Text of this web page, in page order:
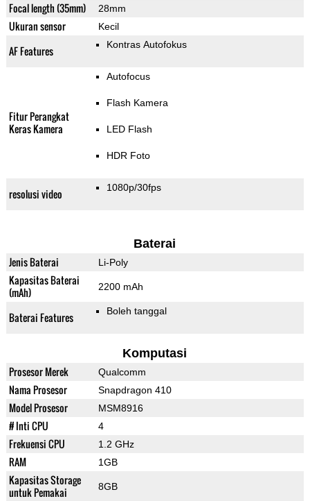
Focal length (35mm) 28mm
Ukuran sensor Kecil
AF Features Kontras Autofokus
Fitur Perangkat
Keras Kamera
Autofocus
Flash Kamera
LED Flash
HDR Foto
resolusi video 1080p/30fps
Baterai
Jenis Baterai Li-Poly
Kapasitas Baterai
(mAh)
2200 mAh
Baterai Features Boleh tanggal
Komputasi
Prosesor Merek Qualcomm
Nama Prosesor Snapdragon 410
Model Prosesor MSM8916
# Inti CPU 4
Frekuensi CPU 1.2 GHz
RAM 1GB
Kapasitas Storage
untuk Pemakai
8GB